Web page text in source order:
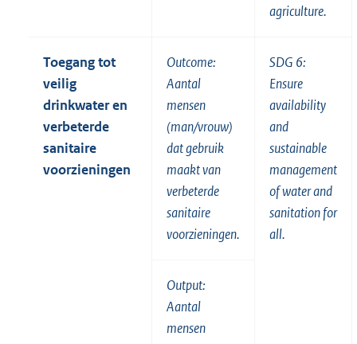
agriculture.
Toegang tot
veilig
drinkwater en
verbeterde
sanitaire
voorzieningen
Outcome:
Aantal
mensen
(man/vrouw)
dat gebruik
maakt van
verbeterde
sanitaire
voorzieningen.
SDG 6:
Ensure
availability
and
sustainable
management
of water and
sanitation for
all.
Output:
Aantal
mensen